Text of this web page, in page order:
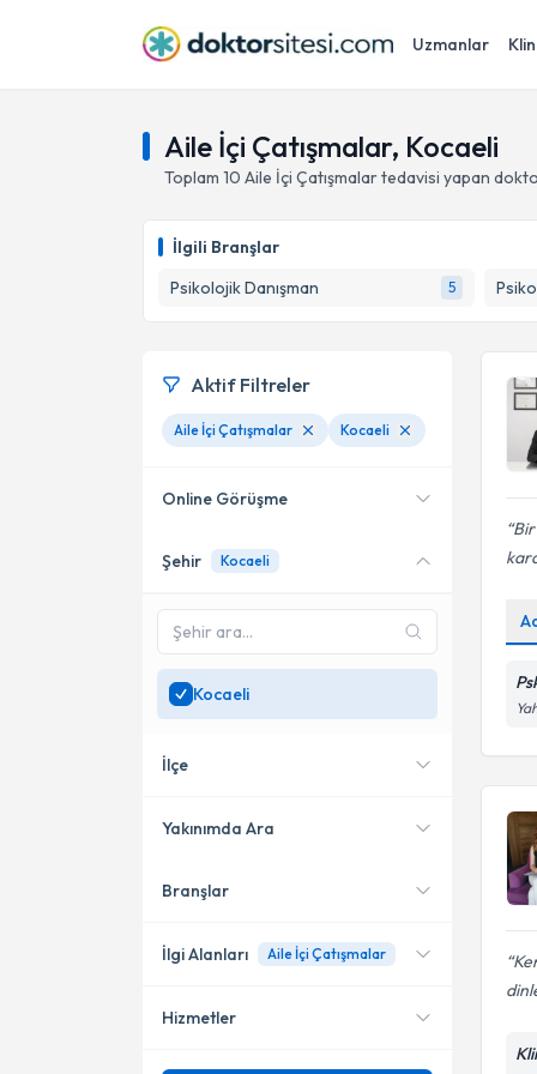
Uzmanlar
Aile İçi Çatışmalar, Kocaeli
Toplam 10 Aile İçi Çatışmalartedavisi yapan
İlgili Branşlar
Psikolojik Danışman
5
Bir
Aktif Filtreler
Aile İçi Çatışmalar Kocaeli
Online Görüşme
Online danışmanlık sunan
SadeceKocaeli
uzman ara
Şehir Kocaeli
Kocaeli
İlçe
İzmit
Gebze
Yakınımda Ara
Konumuma yakın uzmanları
Branşlar
Psikolojik Danışman
İlgi Alanları Aile İçi Çatışmalar
Hizmetler